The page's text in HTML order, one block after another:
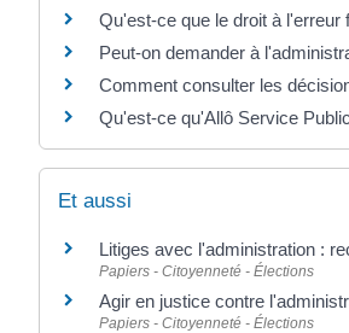
Qu'est-ce que le droit à l'erreur
Peut-on demander à
Comment consulter les
Qu'est-ce qu'Allô Service
Et aussi
Litiges avec l'administration :
Papiers - Citoyenneté - Élections
Agir en justice contre
Papiers - Citoyenneté - Élections